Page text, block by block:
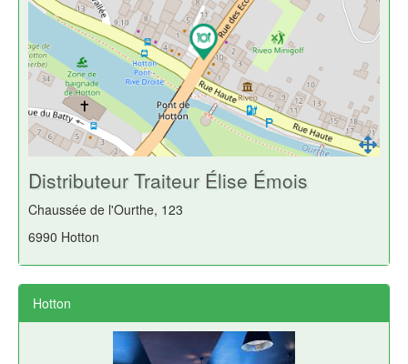
Distributeur Traiteur Élise Émois
Chaussée de l'Ourthe, 123
6990 Hotton
Hotton